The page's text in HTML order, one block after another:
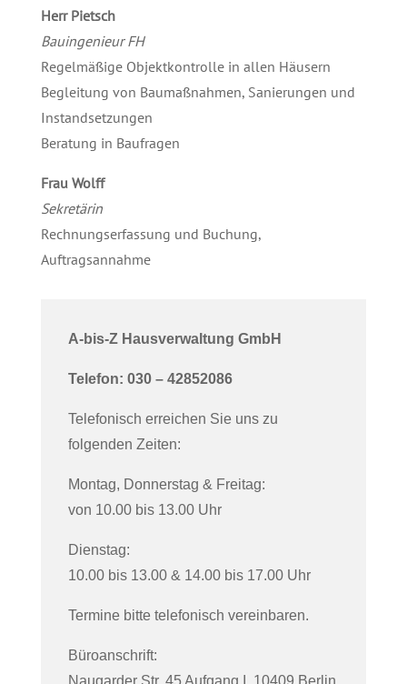
Herr Pietsch
Bauingenieur FH
Regelmäßige Objektkontrolle in allen Häusern
Begleitung von Baumaßnahmen, Sanierungen und
Instandsetzungen
Beratung in Baufragen
Frau Wolff
Sekretärin
Rechnungserfassung und Buchung,
Auftragsannahme
A-bis-Z Hausverwaltung GmbH
Telefon: 030 – 42852086
Telefonisch erreichen Sie uns zu
folgenden Zeiten:
Montag, Donnerstag & Freitag:
von 10.00 bis 13.00 Uhr
Dienstag:
10.00 bis 13.00 & 14.00 bis 17.00 Uhr
Termine bitte telefonisch vereinbaren.
Büroanschrift:
Naugarder Str. 45 Aufgang I, 10409 Berlin